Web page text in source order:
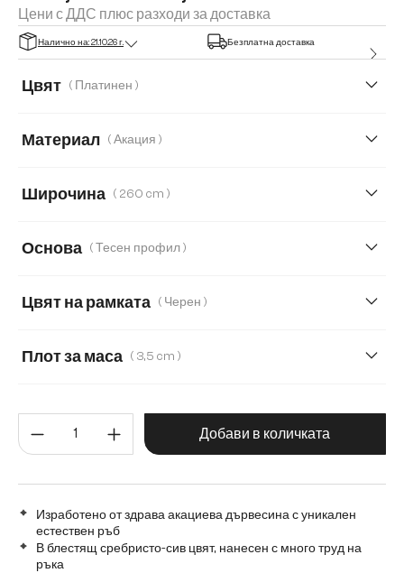
Цени с ДДС плюс разходи за доставка
Налично на: 21.10.26 г. Безплатна доставка
Цвят ( Платинен )
Материал ( Акация )
Широчина ( 260 cm )
300 cm
Основа ( Тесен профил )
Цвят на рамката ( Черен )
Transparent
Плот за маса ( 3,5 cm )
Количество на продукта:
Добави в количката
Изработено от здрава акациева дървесина с уникален
естествен ръб
В блестящ сребристо-сив цвят, нанесен с много труд на
ръка